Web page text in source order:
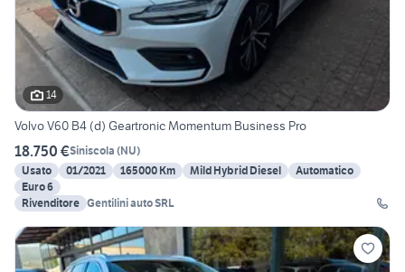
14
Volvo V60 B4 (d) Geartronic Momentum Business Pro
18.750 €Siniscola (NU)
Usato
01/2021 165000 Km Mild Hybrid Diesel
Automatico
Euro 6
Rivenditore Gentilini auto SRL